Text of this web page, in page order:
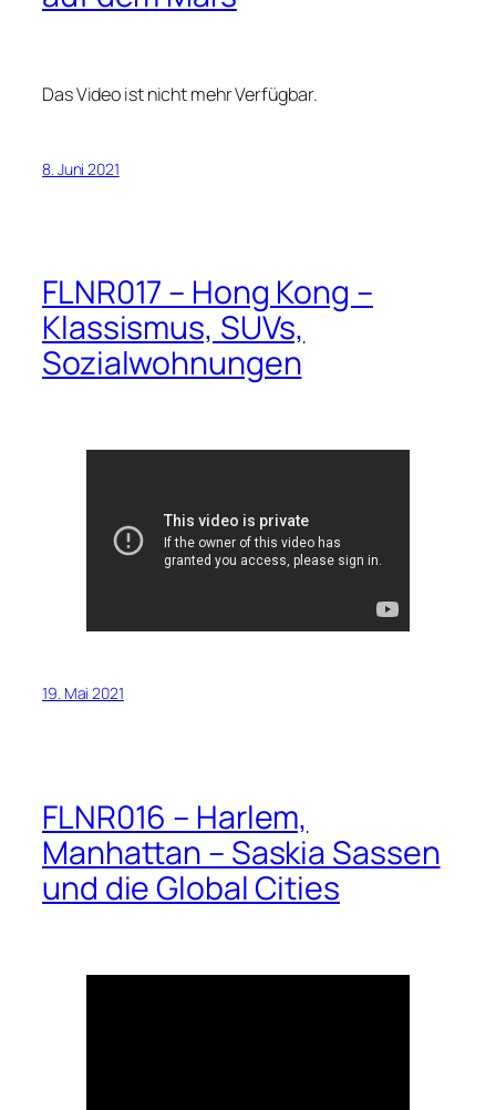
Das Video ist nicht mehr Verfügbar.
8. Juni 2021
FLNR017 – Hong Kong –
Klassismus, SUVs,
Sozialwohnungen
19. Mai 2021
FLNR016 – Harlem,
Manhattan – Saskia Sassen
und die Global Cities